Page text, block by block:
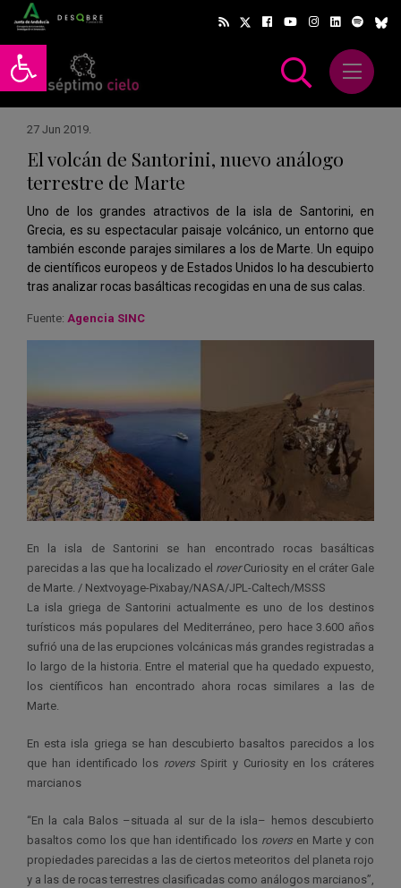
Abrir barra de herramientas
Abrir
27 Jun 2019.
El volcán de Santorini, nuevo análogo
terrestre de Marte
Uno de los grandes atractivos de la isla de Santorini, en
Grecia, es su espectacular paisaje volcánico, un entorno que
también esconde parajes similares a los de Marte. Un equipo
de científicos europeos y de Estados Unidos lo ha descubierto
tras analizar rocas basálticas recogidas en una de sus calas.
Fuente: Agencia SINC
En la isla de Santorini se han encontrado rocas basálticas
parecidas a las que ha localizado el roverCuriosity en el cráter Gale
de Marte. / Nextvoyage-Pixabay/NASA/JPL-Caltech/MSSS
La isla griega de Santorini actualmente es uno de los destinos
turísticos más populares del Mediterráneo, pero hace 3.600 años
sufrió una de las erupciones volcánicas más grandes registradas a
lo largo de la historia. Entre el material que ha quedado expuesto,
los científicos han encontrado ahora rocas similares a las de
Marte.
En esta isla griega se han descubierto basaltos parecidos a los
que han identificado los roversSpirit y Curiosity en los cráteres
marcianos
“En la cala Balos –situada al sur de la isla– hemos descubierto
basaltos como los que han identificado los roversen Marte y con
propiedades parecidas a las de ciertos meteoritos del planeta rojo
y a las de rocas terrestres clasificadas como análogos marcianos”,